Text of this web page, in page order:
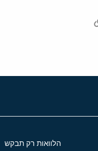
אלקטרוני
הלוואות רק תבקש